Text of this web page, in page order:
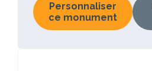
Personnaliser
ce monument